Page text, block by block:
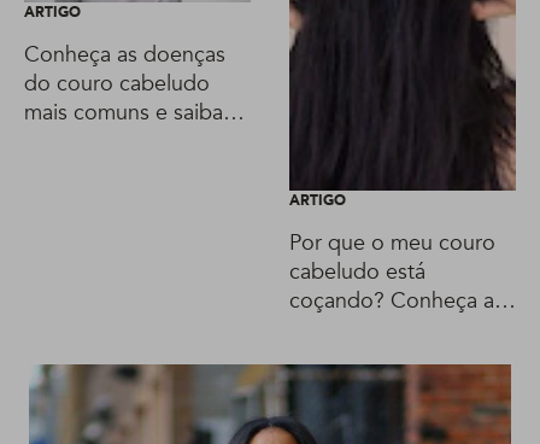
ARTIGO
Conheça as doenças
do couro cabeludo
mais comuns e saiba
ARTIGO
Por que o meu couro
cabeludo está
coçando? Conheça as